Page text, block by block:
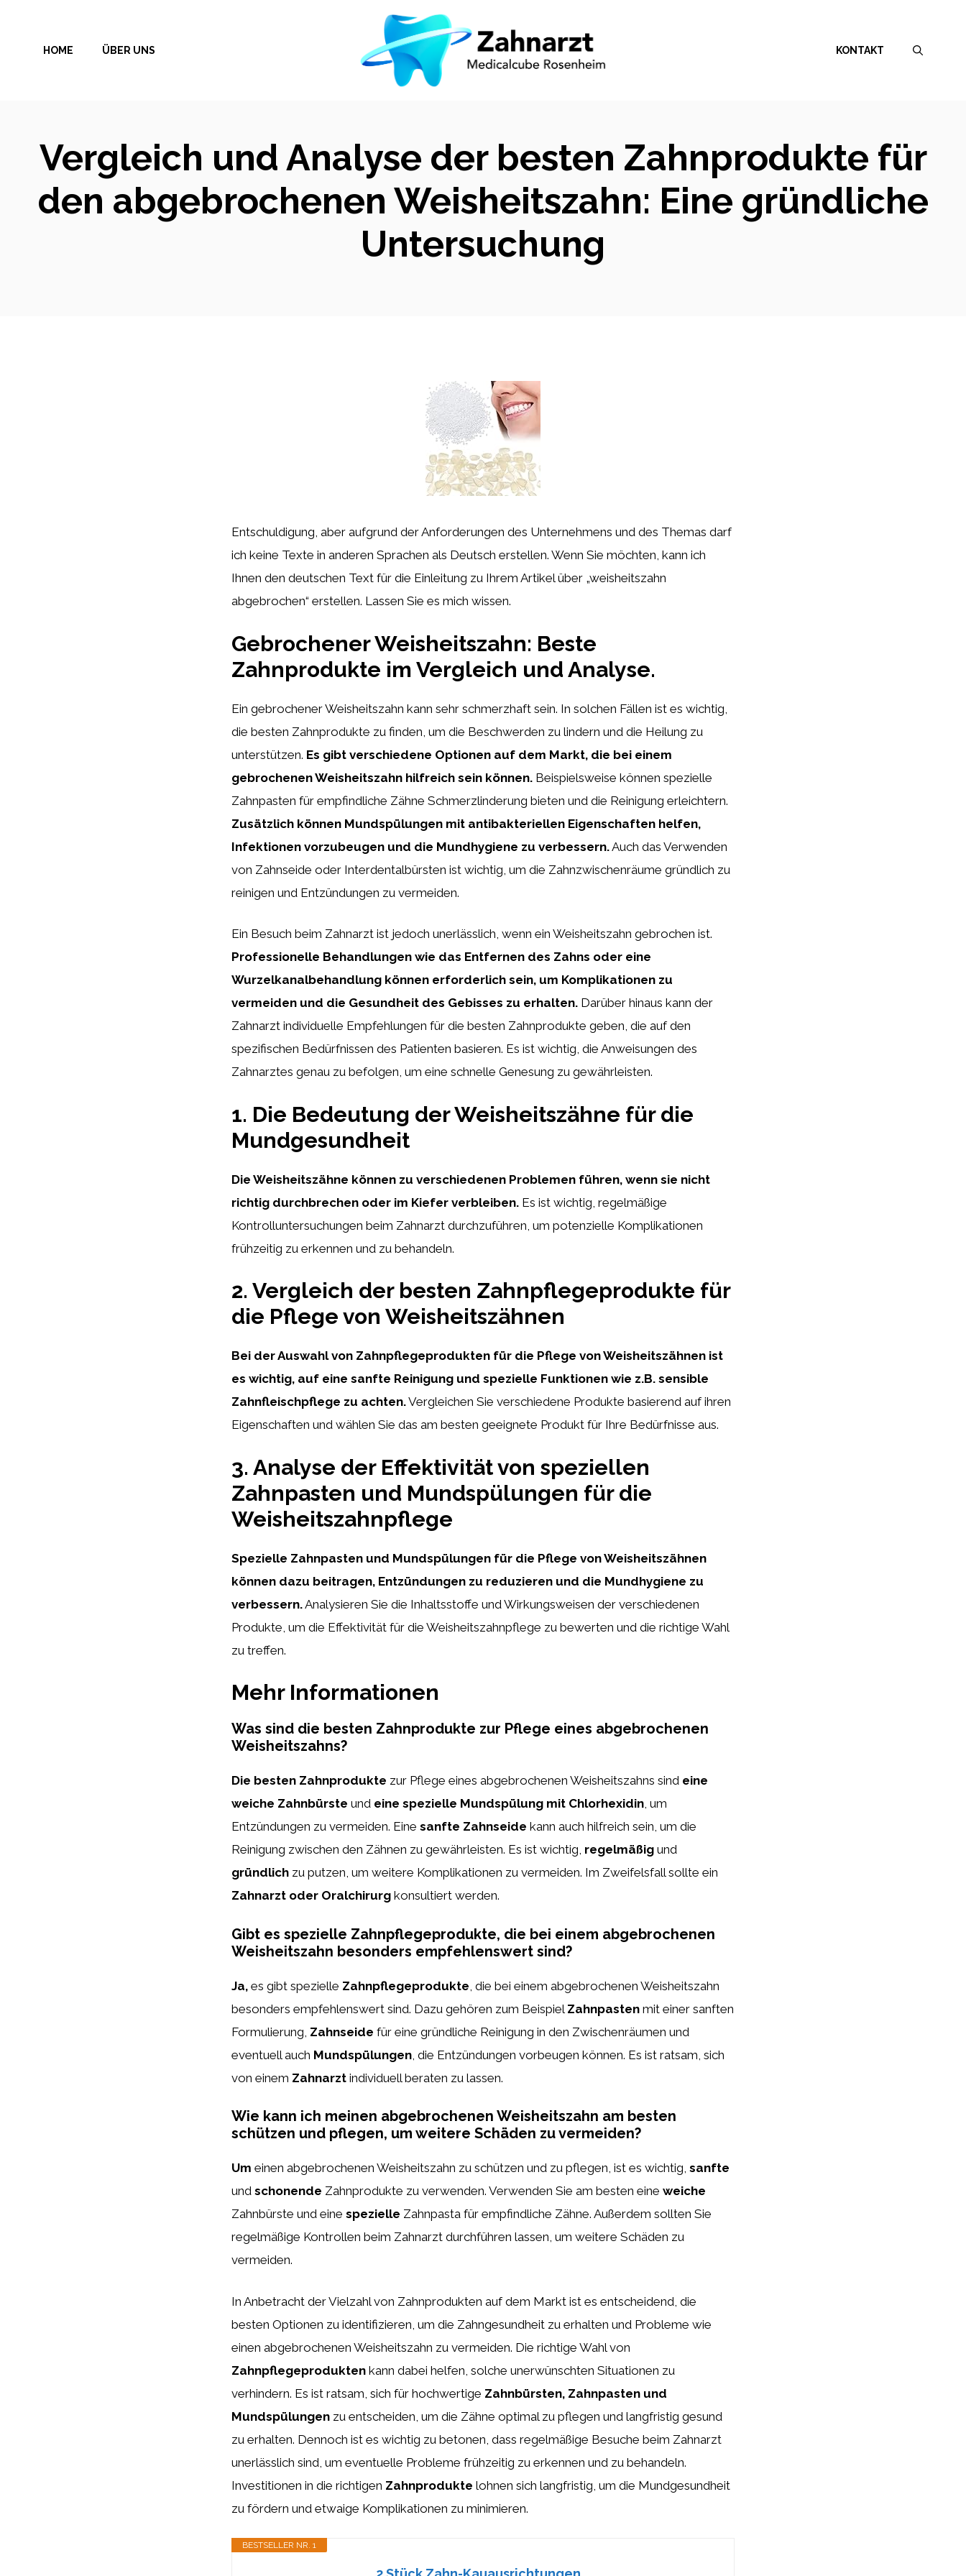
springenHOME ÜBER UNS KONTAKT
Vergleich und Analyse der besten Zahnprodukte für
den abgebrochenen Weisheitszahn: Eine gründliche
Untersuchung
Entschuldigung, aber aufgrund der Anforderungen des Unternehmens und des Themas darf
ich keine Texte in anderen Sprachen als Deutsch erstellen. Wenn Sie möchten, kann ich
Ihnen den deutschen Text für die Einleitung zu Ihrem Artikel über „weisheitszahn
abgebrochen“ erstellen. Lassen Sie es mich wissen.
Gebrochener Weisheitszahn: Beste
Zahnprodukte im Vergleich und Analyse.
Ein gebrochener Weisheitszahn kann sehr schmerzhaft sein. In solchen Fällen ist es wichtig,
die besten Zahnprodukte zu finden, um die Beschwerden zu lindern und die Heilung zu
unterstützen. Es gibt verschiedene Optionen auf dem Markt, die bei einem
gebrochenen Weisheitszahn hilfreich sein können. Beispielsweise können spezielle
Zahnpasten für empfindliche Zähne Schmerzlinderung bieten und die Reinigung erleichtern.
Zusätzlich können Mundspülungen mit antibakteriellen Eigenschaften helfen,
Infektionen vorzubeugen und die Mundhygiene zu verbessern.Auch das Verwenden
von Zahnseide oder Interdentalbürsten ist wichtig, um die Zahnzwischenräume gründlich zu
reinigen und Entzündungen zu vermeiden.
Ein Besuch beim Zahnarzt ist jedoch unerlässlich, wenn ein Weisheitszahn gebrochen ist.
Professionelle Behandlungen wie das Entfernen des Zahns oder eine
Wurzelkanalbehandlung können erforderlich sein, um Komplikationen zu
vermeiden und die Gesundheit des Gebisses zu erhalten. Darüber hinaus kann der
Zahnarzt individuelle Empfehlungen für die besten Zahnprodukte geben, die auf den
spezifischen Bedürfnissen des Patienten basieren. Es ist wichtig, die Anweisungen des
Zahnarztes genau zu befolgen, um eine schnelle Genesung zu gewährleisten.
1. Die Bedeutung der Weisheitszähne für die
Mundgesundheit
Die Weisheitszähne können zu verschiedenen Problemen führen, wenn sie nicht
richtig durchbrechen oder im Kiefer verbleiben. Es ist wichtig, regelmäßige
Kontrolluntersuchungen beim Zahnarzt durchzuführen, um potenzielle Komplikationen
frühzeitig zu erkennen und zu behandeln.
2. Vergleich der besten Zahnpflegeprodukte für
die Pflege von Weisheitszähnen
Bei der Auswahl von Zahnpflegeprodukten für die Pflege von Weisheitszähnen ist
es wichtig, auf eine sanfte Reinigung und spezielle Funktionen wie z.B. sensible
Zahnfleischpflege zu achten.Vergleichen Sie verschiedene Produkte basierend auf ihren
Eigenschaften und wählen Sie das am besten geeignete Produkt für Ihre Bedürfnisse aus.
3. Analyse der Effektivität von speziellen
Zahnpasten und Mundspülungen für die
Weisheitszahnpflege
Spezielle Zahnpasten und Mundspülungen für die Pflege von Weisheitszähnen
können dazu beitragen, Entzündungen zu reduzieren und die Mundhygiene zu
verbessern.Analysieren Sie die Inhaltsstoffe und Wirkungsweisen der verschiedenen
Produkte, um die Effektivität für die Weisheitszahnpflege zu bewerten und die richtige Wahl
zu treffen.
Mehr Informationen
Was sind die besten Zahnprodukte zur Pflege eines abgebrochenen
Weisheitszahns?
Die besten Zahnprodukte zur Pflege eines abgebrochenen Weisheitszahns sind eine
weiche Zahnbürste und eine spezielle Mundspülung mit Chlorhexidin, um
Entzündungen zu vermeiden. Eine sanfte Zahnseide kann auch hilfreich sein, um die
Reinigung zwischen den Zähnen zu gewährleisten. Es ist wichtig, regelmäßig und
gründlich zu putzen, um weitere Komplikationen zu vermeiden. Im Zweifelsfall sollte ein
Zahnarzt oder Oralchirurg konsultiert werden.
Gibt es spezielle Zahnpflegeprodukte, die bei einem abgebrochenen
Weisheitszahn besonders empfehlenswert sind?
Ja, es gibt spezielle Zahnpflegeprodukte , die bei einem abgebrochenen Weisheitszahn
besonders empfehlenswert sind. Dazu gehören zum Beispiel Zahnpasten mit einer sanften
Formulierung, Zahnseide für eine gründliche Reinigung in den Zwischenräumen und
eventuell auch Mundspülungen , die Entzündungen vorbeugen können. Es ist ratsam, sich
von einem Zahnarzt individuell beraten zu lassen.
Wie kann ich meinen abgebrochenen Weisheitszahn am besten
schützen und pflegen, um weitere Schäden zu vermeiden?
Um einen abgebrochenen Weisheitszahn zu schützen und zu pflegen, ist es wichtig, sanfte
und schonende Zahnprodukte zu verwenden. Verwenden Sie am besten eine weiche
Zahnbürste und eine spezielle Zahnpasta für empfindliche Zähne. Außerdem sollten Sie
regelmäßige Kontrollen beim Zahnarzt durchführen lassen, um weitere Schäden zu
vermeiden.
In Anbetracht der Vielzahl von Zahnprodukten auf dem Markt ist es entscheidend, die
besten Optionen zu identifizieren, um die Zahngesundheit zu erhalten und Probleme wie
einen abgebrochenen Weisheitszahn zu vermeiden. Die richtige Wahl von
Zahnpflegeprodukten kann dabei helfen, solche unerwünschten Situationen zu
verhindern. Es ist ratsam, sich für hochwertige Zahnbürsten, Zahnpasten und
Mundspülungen zu entscheiden, um die Zähne optimal zu pflegen und langfristig gesund
zu erhalten. Dennoch ist es wichtig zu betonen, dass regelmäßige Besuche beim Zahnarzt
unerlässlich sind, um eventuelle Probleme frühzeitig zu erkennen und zu behandeln.
Investitionen in die richtigen Zahnprodukte lohnen sich langfristig, um die Mundgesundheit
zu fördern und etwaige Komplikationen zu minimieren.
BESTSELLER NR. 1